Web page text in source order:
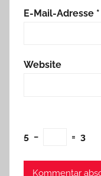
E-Mail-Adresse *
Website
5 − = 3